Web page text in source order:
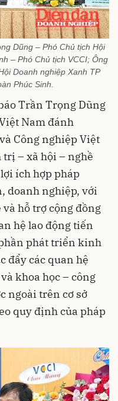
Dũng – Phó Chủ tịch Hội
– Phó Chủ tịch VCCI; Ông
Doanh nghiệp Xanh TP
Phúc Sinh.
Trần Trọng Dũng
Nam đánh
Công nghiệp Việt
trị – xã hội – nghề
ích hợp pháp
doanh nghiệp, với
hỗ trợ cộng đồng
hệ lao động tiến
phát triển kinh
đẩy các quan hệ
khoa học – công
ngoài trên cơ sở
quy định của pháp